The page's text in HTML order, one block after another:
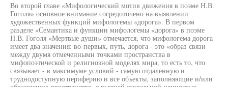
Во второй главе «Мифологический мотив движения в поэме Н.В.
Гоголя» основное внимание сосредоточено на выявлении
художественных функций мифологемы «дорога». В первом
разделе «Семантика и функции мифологемы «дорога» в поэме
Н.В. Гоголя «Мертвые души» отмечается, что мифологема дорога
имеет два значения: во-первых, путь, дорога - это «образ связи
между двумя отмеченными точками пространства в
мифопоэтической и религиозной моделях мира, то есть то, что
связывает - в максимуме условий - самую отдаленную и
труднодоступную периферию и все объекты, заполняющие и/или